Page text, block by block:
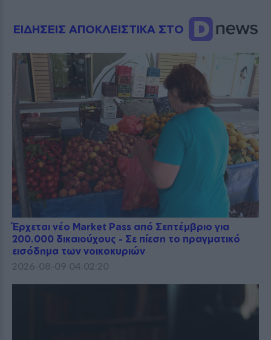
ΕΙΔΗΣΕΙΣ ΑΠΟΚΛΕΙΣΤΙΚΑ ΣΤΟ
Έρχεται νέο Market Pass από Σεπτέμβριο για
200.000 δικαιούχους - Σε πίεση το πραγματικό
εισόδημα των νοικοκυριών
2026-08-09 04:02:20